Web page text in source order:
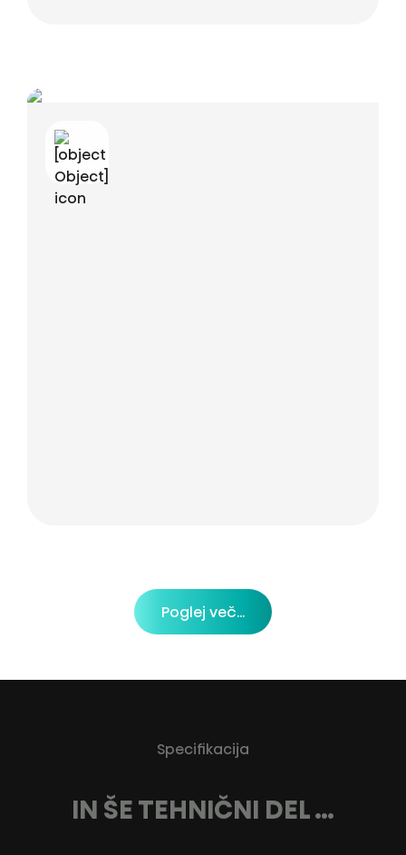
Poglej več...
Specifikacija
IN ŠE TEHNIČNI DEL …